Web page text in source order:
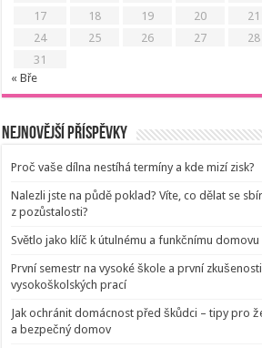
17
18 19 20 21
24
25 26 27 28
31
« Bře
Nejnovější příspěvky
Proč vaše dílna nestíhá termíny a kde mizí zisk?
Nalezli jste na půdě poklad? Víte, co dělat se
z pozůstalosti?
Světlo jako klíč k útulnému a funkčnímu domovu
První semestr na vysoké škole a první
vysokoškolských prací
Jak ochránit domácnost před škůdci – tipy pro
a bezpečný domov